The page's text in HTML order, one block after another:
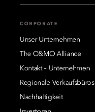
CORPORATE
Unser Unternehmen
The O&MO Alliance
Kontakt – Unternehmen
Regionale Verkaufsbüros
Nachhaltigkeit